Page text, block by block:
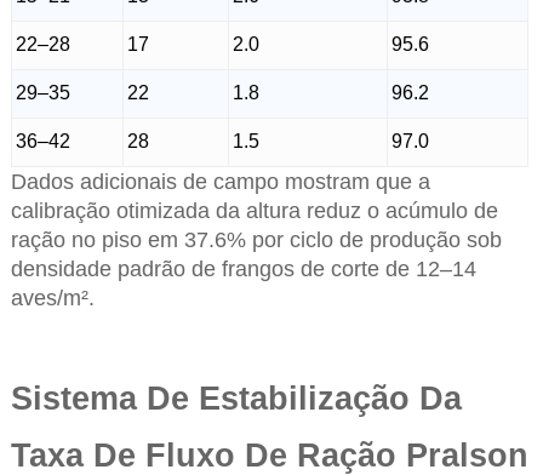
22–28 17 2.0 95.6
29–35 22 1.8 96.2
36–42 28 1.5 97.0
Dados adicionais de campo mostram que a
calibração otimizada da altura reduz o acúmulo de
ração no piso em 37.6% por ciclo de produção sob
densidade padrão de frangos de corte de 12–14
aves/m².
Sistema De Estabilização Da
Taxa De Fluxo De Ração Pralson